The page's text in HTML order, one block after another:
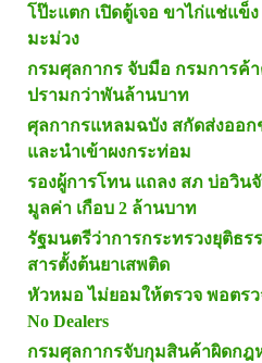
โป๊ะแตก เปิดตู้เจอ ขาไก่แช่แข็
มะม่วง
กรมศุลกากร จับมือ กรมการค้
ปรามกว่าพันล้านบาท
ศุลกากรแหลมฉบัง สกัดส่งออ
และนำเข้าผงกระท่อม
รองผู้การโทน แถลง สภ บ่อวิน
มูลค่า เกือบ 2 ล้านบาท
รัฐมนตรีว่าการกระทรวงยุติธร
สารตั้งต้นยาเสพติด
หัวหมอ ไม่ยอมให้ตรวจ พอตรว
No Dealers
กรมศุลกากรจับกุมสินค้าผิดกฎ